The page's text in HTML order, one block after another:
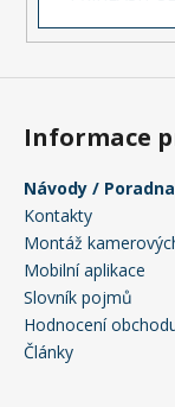
Informace
Návody / Poradna
Kontakty
Montáž
Mobilní aplikace
Slovník pojmů
Hodnocení
Články